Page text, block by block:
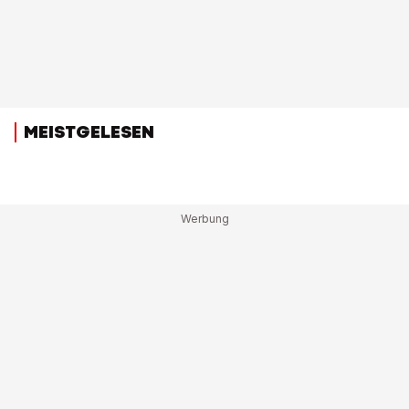
MEISTGELESEN